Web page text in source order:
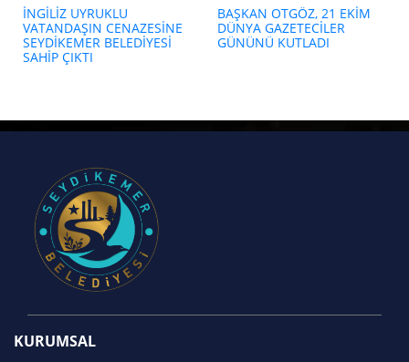
İNGİLİZ UYRUKLU
VATANDAŞIN CENAZESİNE
SEYDİKEMER BELEDİYESİ
SAHİP ÇIKTI
BAŞKAN OTGÖZ, 21 EKİM
DÜNYA GAZETECİLER
GÜNÜNÜ KUTLADI
KURUMSAL